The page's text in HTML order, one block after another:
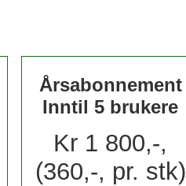
Årsabonnement
Inntil 5 brukere
Kr 1 800,-,
(360,-, pr. stk)